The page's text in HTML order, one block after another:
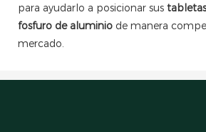
para ayudarlo a posicionar sus
fosfuro de aluminio de manera
mercado.